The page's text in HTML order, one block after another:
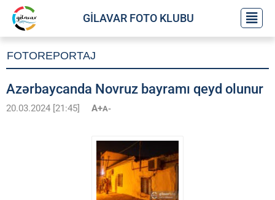
GİLAVAR FOTO KLUBU
FOTOREPORTAJ
Azərbaycanda Novruz bayramı qeyd olunur
20.03.2024 [21:45] A+A-